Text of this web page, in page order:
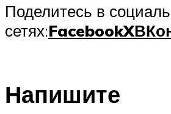
Поделитесь в
сетях:FacebookX
Напишите